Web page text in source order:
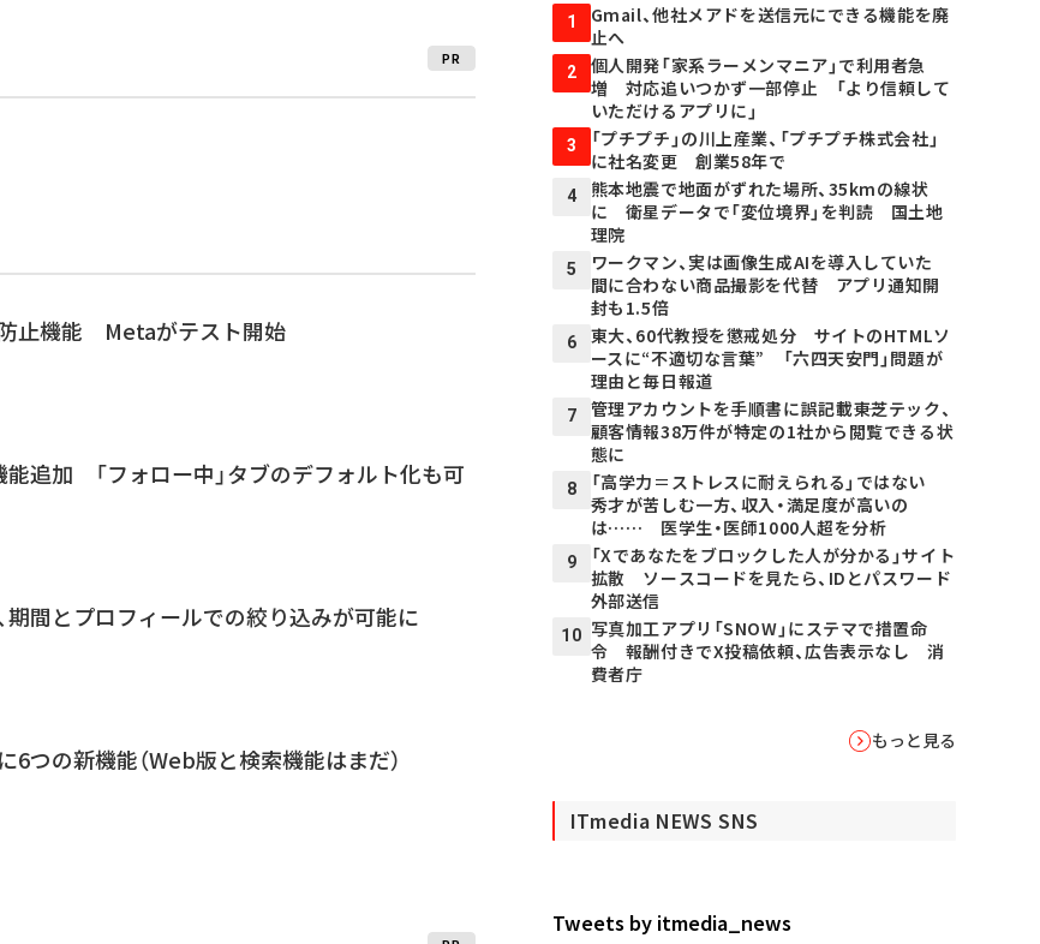
PR
止機能 Metaがテスト開始
追加 「フォロー中」タブのデフォルト化も可
間とプロフィールでの絞り込みが可能に
6つの新機能（Web版と検索機能はまだ）
1
Gmail、他社メアドを送信元にできる機能を廃
止へ
2
個人開発「家系ラーメンマニア」で利用者急
増 対応追いつかず一部停止 「より信頼して
いただけるアプリに」
3
「プチプチ」の川上産業、「プチプチ株式会社」
に社名変更 創業58年で
4
熊本地震で地面がずれた場所、35kmの線状
に 衛星データで「変位境界」を判読 国土地
理院
5
ワークマン、実は画像生成AIを導入していた
間に合わない商品撮影を代替 アプリ通知開
封も1.5倍
6
東大、60代教授を懲戒処分 サイトのHTMLソ
ースに“不適切な言葉” 「六四天安門」問題が
理由と毎日報道
7
管理アカウントを手順書に誤記載――東芝テック、
顧客情報38万件が特定の1社から閲覧できる状
態に
8
「高学力＝ストレスに耐えられる」ではない
秀才が苦しむ一方、収入・満足度が高いの
は…… 医学生・医師1000人超を分析
9
「Xであなたをブロックした人が分かる」サイト
拡散 ソースコードを見たら、IDとパスワード
外部送信
10 写真加工アプリ「SNOW」にステマで措置命
令 報酬付きでX投稿依頼、広告表示なし 消
費者庁
もっと見る
ITmedia NEWS SNS
Tweets by itmedia_news